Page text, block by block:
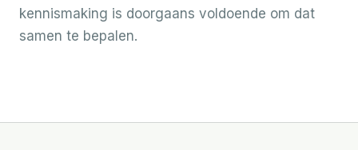
kennismaking is doorgaans voldoende om dat
samen te bepalen.